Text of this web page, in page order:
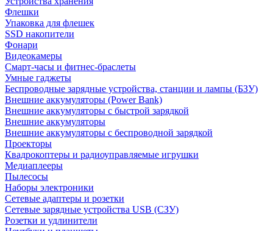
Флешки
Упаковка для флешек
SSD накопители
Фонари
Видеокамеры
Смарт-часы и фитнес-браслеты
Умные гаджеты
Беспроводные зарядные устройства, станции и лампы (БЗУ)
Внешние аккумуляторы (Power Bank)
Внешние аккумуляторы с быстрой зарядкой
Внешние аккумуляторы
Внешние аккумуляторы с беспроводной зарядкой
Проекторы
Квадрокоптеры и радиоуправляемые игрушки
Медиаплееры
Пылесосы
Наборы электроники
Сетевые адаптеры и розетки
Сетевые зарядные устройства USB (СЗУ)
Розетки и удлинители